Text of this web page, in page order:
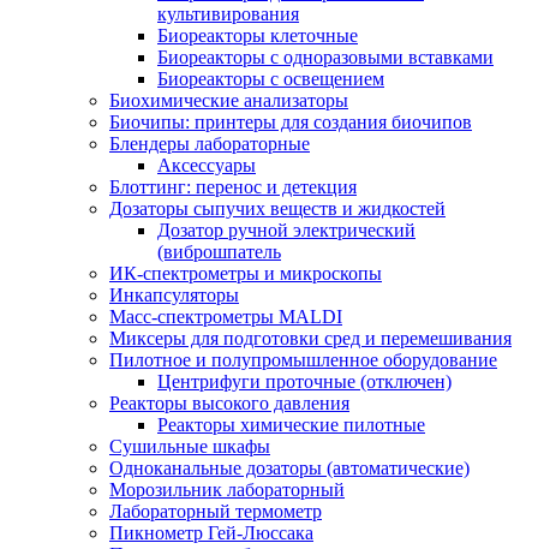
культивирования
Биореакторы клеточные
Биореакторы с одноразовыми вставками
Биореакторы с освещением
Биохимические анализаторы
Биочипы: принтеры для создания биочипов
Блендеры лабораторные
Аксессуары
Блоттинг: перенос и детекция
Дозаторы сыпучих веществ и жидкостей
Дозатор ручной электрический
(виброшпатель
ИК-спектрометры и микроскопы
Инкапсуляторы
Масс-спектрометры MALDI
Миксеры для подготовки сред и перемешивания
Пилотное и полупромышленное оборудование
Центрифуги проточные (отключен)
Реакторы высокого давления
Реакторы химические пилотные
Сушильные шкафы
Одноканальные дозаторы (автоматические)
Морозильник лабораторный
Лабораторный термометр
Пикнометр Гей-Люссака